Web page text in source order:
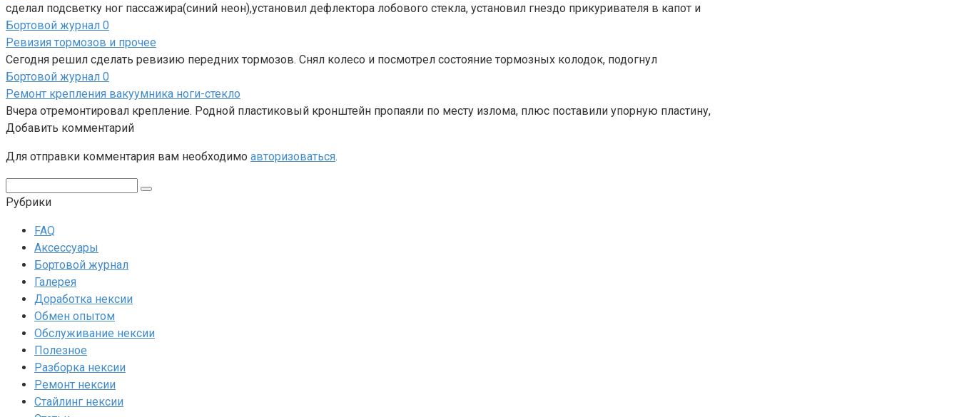
сделал подсветку ног пассажира(синий неон),установил дефлектора лобового стекла, установил гнездо прикуривателя в капот и
Бортовой журнал 0
Ревизия тормозов и прочее
Сегодня решил сделать ревизию передних тормозов. Снял колесо и посмотрел состояние тормозных колодок, подогнул
Бортовой журнал 0
Ремонт крепления вакуумника ноги-стекло
Вчера отремонтировал крепление. Родной пластиковый кронштейн пропаяли по месту излома, плюс поставили упорную пластину,
Добавить комментарий
Для отправки комментария вам необходимо авторизоваться.
Рубрики
FAQ
Аксессуары
Бортовой журнал
Галерея
Доработка нексии
Обмен опытом
Обслуживание нексии
Полезное
Разборка нексии
Ремонт нексии
Стайлинг нексии